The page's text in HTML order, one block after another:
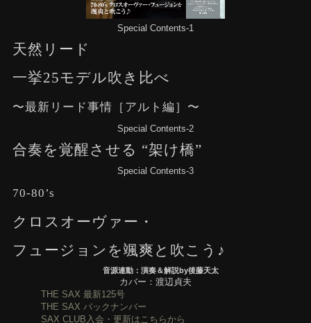
Special Contents-1
天然リード
一挙25モデル吹き比べ
〜最新リード事情［アルト編］〜
Special Contents-2
合奏を覚醒させる “架け橋”
Special Contents-3
70-80’s
クロスオーヴァー・
フュージョンを颯爽と吹こう♪
音源連動：演奏＆解説by後藤天太
カバー：渡辺貞夫
THE SAX 最新125号
THE SAX バックナンバー
SAX CLUB入会・更新はこちらから